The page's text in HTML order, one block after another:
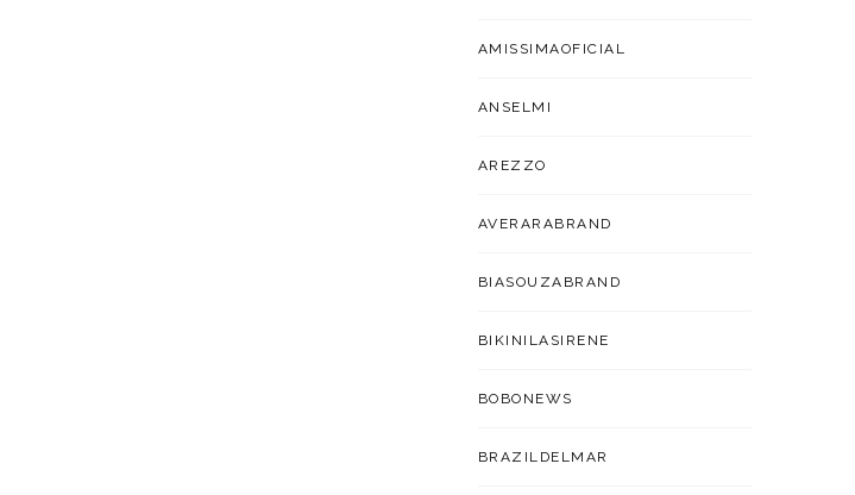
AMISSIMAOFICIAL
ANSELMI
AREZZO
AVERARABRAND
BIASOUZABRAND
BIKINILASIRENE
BOBONEWS
BRAZILDELMAR